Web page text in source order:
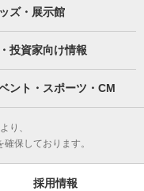
ズ・展示館
投資家向け情報
ント・スポーツ・CM
り、
保しております。
採用情報